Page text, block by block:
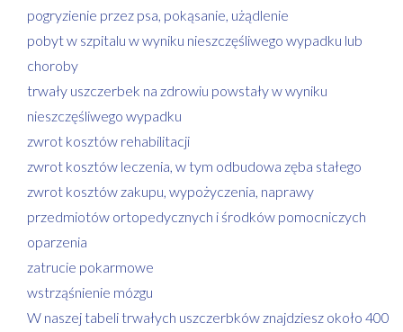
pogryzienie przez psa, pokąsanie, użądlenie
pobyt w szpitalu w wyniku nieszczęśliwego wypadku lub
choroby
trwały uszczerbek na zdrowiu powstały w wyniku
nieszczęśliwego wypadku
zwrot kosztów rehabilitacji
zwrot kosztów leczenia, w tym odbudowa zęba stałego
zwrot kosztów zakupu, wypożyczenia, naprawy
przedmiotów ortopedycznych i środków pomocniczych
oparzenia
zatrucie pokarmowe
wstrząśnienie mózgu
W naszej tabeli trwałych uszczerbków znajdziesz około 400